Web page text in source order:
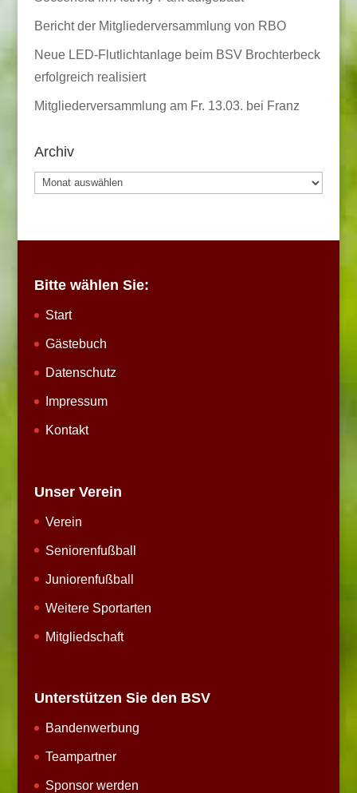
Bericht der Mitgliederversammlung von RBO
Neue LED-Flutlichtanlage beim BSV Brochterbeck
erfolgreich realisiert
Mitgliederversammlung am Fr. 13.03. bei Franz
Archiv
Archiv
Bitte wählen Sie:
Start
Gästebuch
Datenschutz
Impressum
Kontakt
Unser Verein
Verein
Seniorenfußball
Juniorenfußball
Weitere Sportarten
Mitgliedschaft
Unterstützen Sie den BSV
Bandenwerbung
Teampartner
Sponsor werden